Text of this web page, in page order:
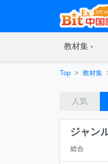
教材集
Top 教材集
人気
ジャン
総合